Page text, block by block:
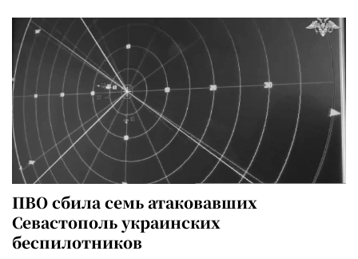
ПВО сбила семь атаковавших
Севастополь украинских
беспилотников